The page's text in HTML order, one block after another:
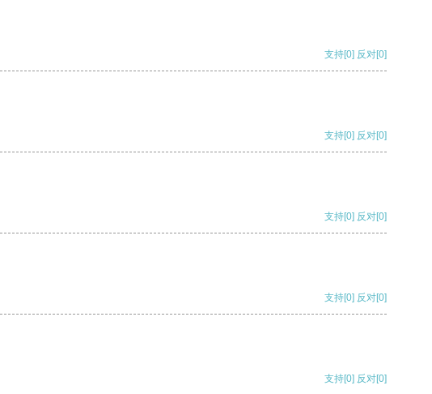
支持[0] 反对[0]
支持[0] 反对[0]
支持[0] 反对[0]
支持[0] 反对[0]
支持[0] 反对[0]